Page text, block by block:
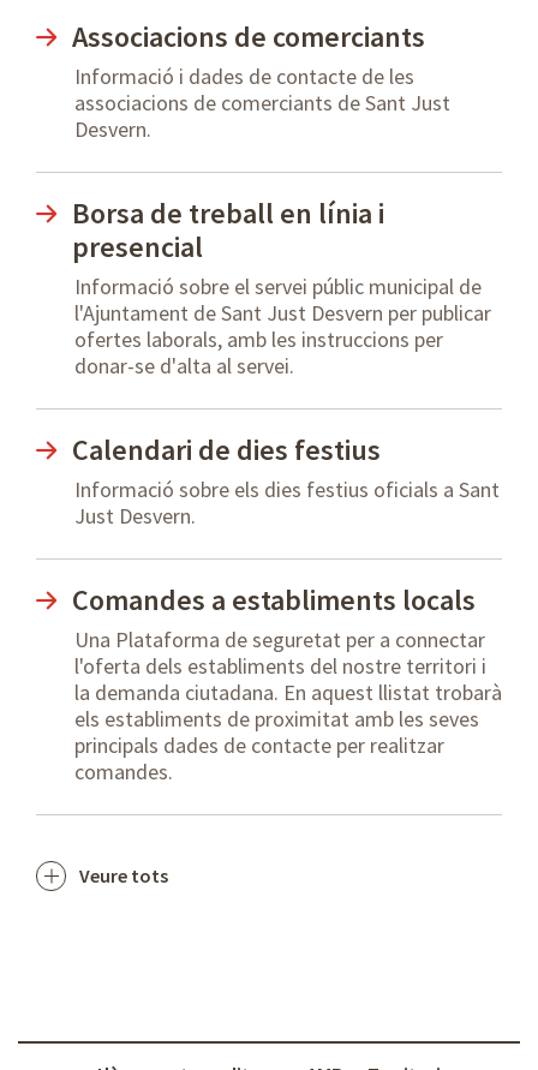
Associacions de comerciants
Informació i dades de contacte de les
associacions de comerciants de Sant Just
Desvern.
Borsa de treball en línia i
presencial
Informació sobre el servei públic municipal de
l'Ajuntament de Sant Just Desvern per publicar
ofertes laborals, amb les instruccions per
donar-se d'alta al servei.
Calendari de dies festius
Informació sobre els dies festius oficials a Sant
Just Desvern.
Comandes a establiments locals
Una Plataforma de seguretat per a connectar
l'oferta dels establiments del nostre territori i
la demanda ciutadana. En aquest llistat trobarà
els establiments de proximitat amb les seves
principals dades de contacte per realitzar
comandes.
Veure tots